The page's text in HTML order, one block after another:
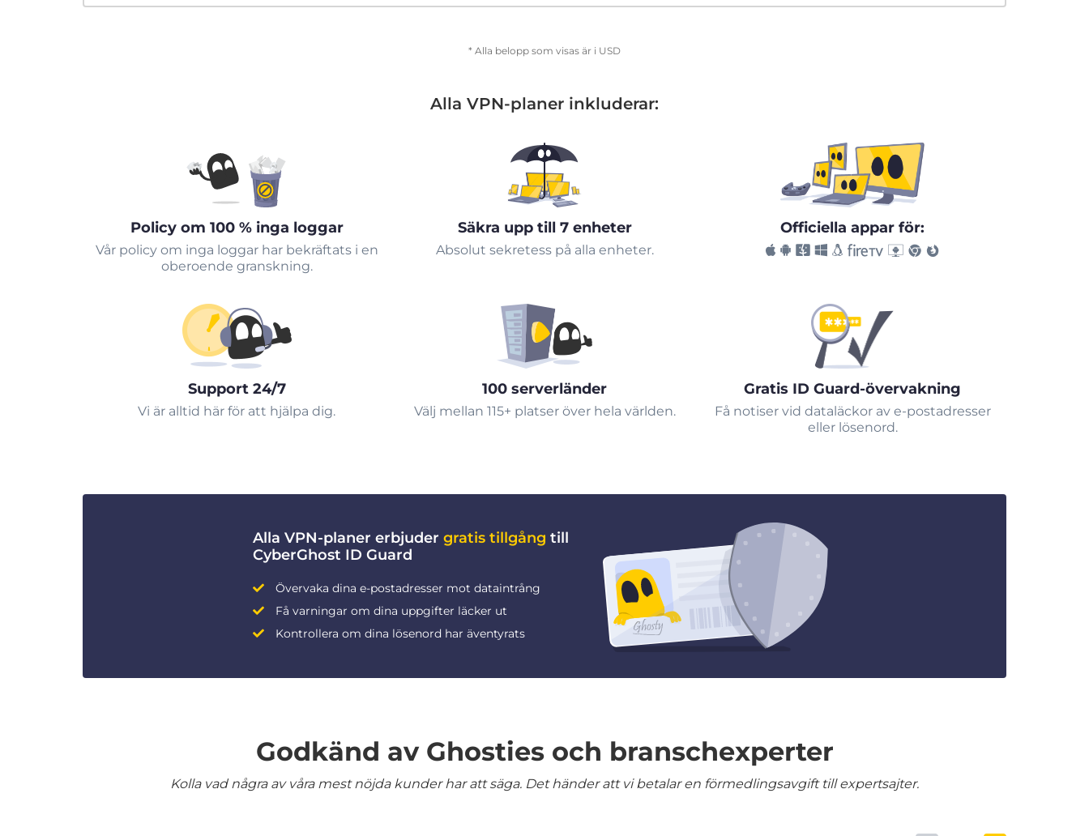
* Alla belopp som visas är i USD
Alla VPN-planer inkluderar:
Policy om 100 % inga loggar
Vår policy om inga loggar har bekräftats i en
oberoende granskning.
Säkra upp till 7 enheter
Absolut sekretess på alla enheter.
Officiella appar för:
Support 24/7
Vi är alltid här för att hjälpa dig.
100 serverländer
Välj mellan 115+ platser över hela världen.
Gratis ID Guard-övervakning
Få notiser vid dataläckor av e-postadresser
eller lösenord.
Alla VPN-planer erbjuder gratis tillgång till
CyberGhost ID Guard
Övervaka dina e-postadresser mot dataintrång
Få varningar om dina uppgifter läcker ut
Kontrollera om dina lösenord har äventyrats
Godkänd av Ghosties och branschexperter
Kolla vad några av våra mest nöjda kunder har att säga. Det händer att vi betalar en förmedlingsavgift till expertsajter.